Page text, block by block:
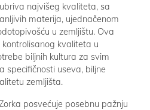
najvišeg kvaliteta, sa
materija, ujednačenom
u zemljištu. Ova
kvaliteta u
biljnih kultura za svim
specifičnosti useva, biljne
zemljišta.
posvećuje posebnu pažnju